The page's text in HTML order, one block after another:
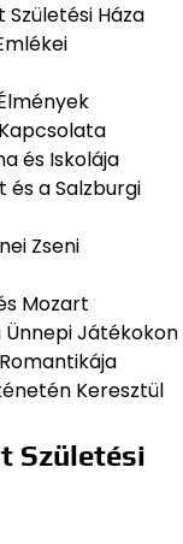
Háza
és Iskolája
és a Salzburgi
Zseni
Mozart
Ünnepi Játékokon
Keresztül
Születési